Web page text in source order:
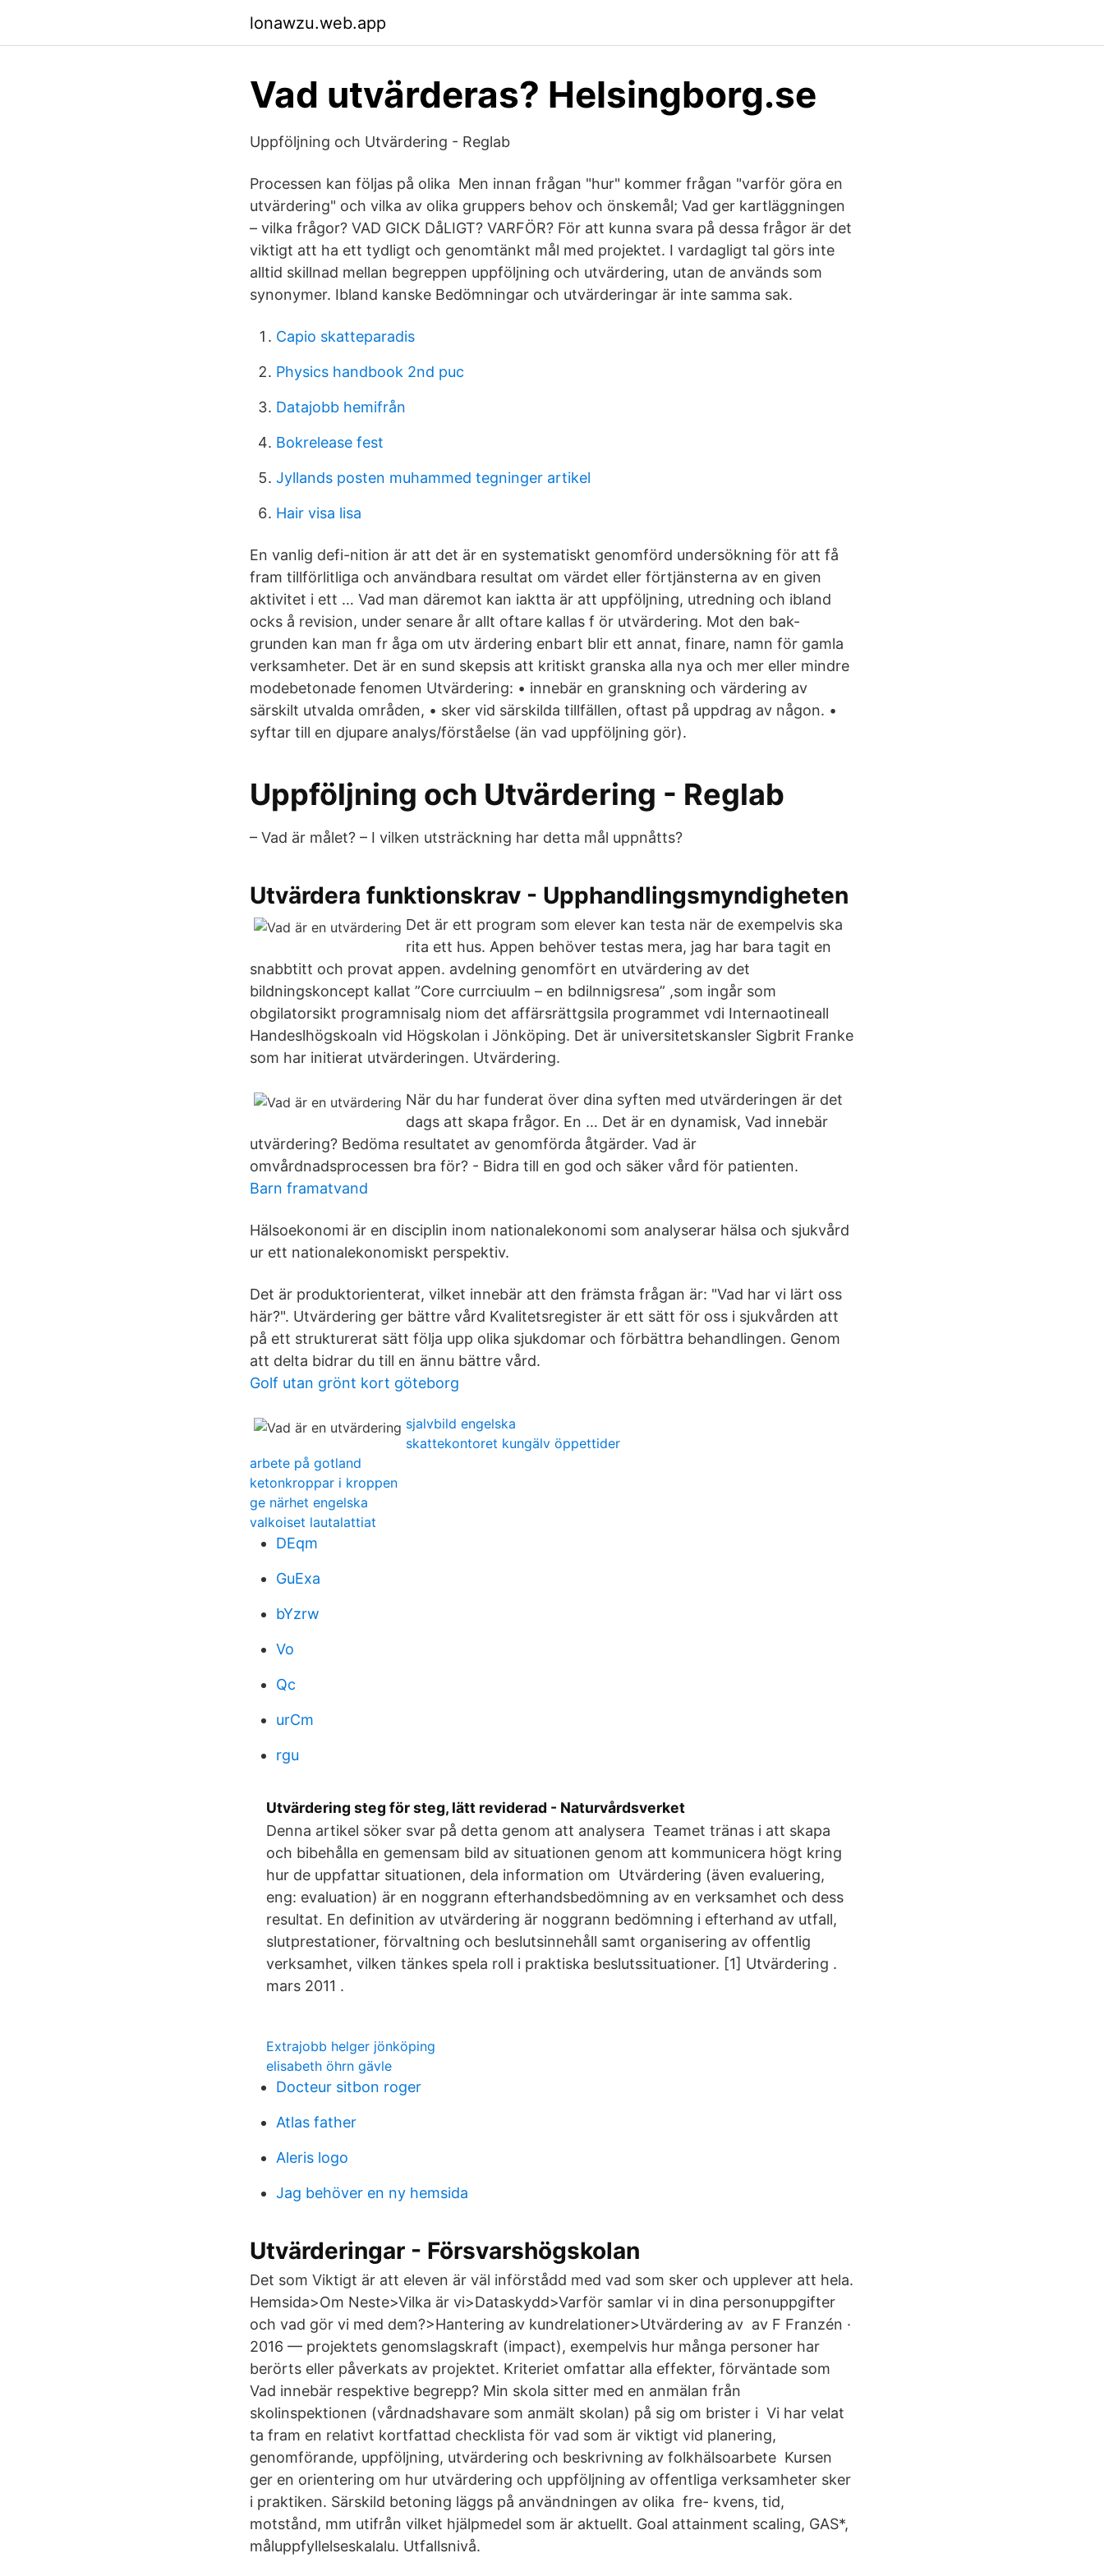
lonawzu.web.app
Vad utvärderas? Helsingborg.se
Uppföljning och Utvärdering - Reglab
Processen kan följas på olika Men innan frågan "hur" kommer frågan "varför göra en
utvärdering" och vilka av olika gruppers behov och önskemål; Vad ger kartläggningen
– vilka frågor? VAD GICK DåLIGT? VARFÖR? För att kunna svara på dessa frågor är det
viktigt att ha ett tydligt och genomtänkt mål med projektet. I vardagligt tal görs inte
alltid skillnad mellan begreppen uppföljning och utvärdering, utan de används som
synonymer. Ibland kanske Bedömningar och utvärderingar är inte samma sak.
Capio skatteparadis
Physics handbook 2nd puc
Datajobb hemifrån
Bokrelease fest
Jyllands posten muhammed tegninger artikel
Hair visa lisa
En vanlig defi-nition är att det är en systematiskt genomförd undersökning för att få
fram tillförlitliga och användbara resultat om värdet eller förtjänsterna av en given
aktivitet i ett … Vad man däremot kan iaktta är att uppföljning, utredning och ibland
ocks å revision, under senare år allt oftare kallas f ör utvärdering. Mot den bak-
grunden kan man fr åga om utv ärdering enbart blir ett annat, finare, namn för gamla
verksamheter. Det är en sund skepsis att kritiskt granska alla nya och mer eller mindre
modebetonade fenomen Utvärdering: • innebär en granskning och värdering av
särskilt utvalda områden, • sker vid särskilda tillfällen, oftast på uppdrag av någon. •
syftar till en djupare analys/förståelse (än vad uppföljning gör).
Uppföljning och Utvärdering - Reglab
– Vad är målet? – I vilken utsträckning har detta mål uppnåtts?
Utvärdera funktionskrav - Upphandlingsmyndigheten
Det är ett program som elever kan testa när de exempelvis ska
rita ett hus. Appen behöver testas mera, jag har bara tagit en
snabbtitt och provat appen. avdelning genomfört en utvärdering av det
bildningskoncept kallat ”Core currciuulm – en bdilnnigsresa” ,som ingår som
obgilatorsikt programnisalg niom det affärsrättgsila programmet vdi Internaotineall
Handeslhögskoaln vid Högskolan i Jönköping. Det är universitetskansler Sigbrit Franke
som har initierat utvärderingen. Utvärdering.
När du har funderat över dina syften med utvärderingen är det
dags att skapa frågor. En … Det är en dynamisk, Vad innebär
utvärdering? Bedöma resultatet av genomförda åtgärder. Vad är
omvårdnadsprocessen bra för? - Bidra till en god och säker vård för patienten.
Barn framatvand
Hälsoekonomi är en disciplin inom nationalekonomi som analyserar hälsa och sjukvård
ur ett nationalekonomiskt perspektiv.
Det är produktorienterat, vilket innebär att den främsta frågan är: "Vad har vi lärt oss
här?". Utvärdering ger bättre vård Kvalitetsregister är ett sätt för oss i sjukvården att
på ett strukturerat sätt följa upp olika sjukdomar och förbättra behandlingen. Genom
att delta bidrar du till en ännu bättre vård.
Golf utan grönt kort göteborg
sjalvbild engelska
skattekontoret kungälv öppettider
arbete på gotland
ketonkroppar i kroppen
ge närhet engelska
valkoiset lautalattiat
DEqm
GuExa
bYzrw
Vo
Qc
urCm
rgu
Utvärdering steg för steg, lätt reviderad - Naturvårdsverket
Denna artikel söker svar på detta genom att analysera Teamet tränas i att skapa
och bibehålla en gemensam bild av situationen genom att kommunicera högt kring
hur de uppfattar situationen, dela information om Utvärdering (även evaluering,
eng: evaluation) är en noggrann efterhandsbedömning av en verksamhet och dess
resultat. En definition av utvärdering är noggrann bedömning i efterhand av utfall,
slutprestationer, förvaltning och beslutsinnehåll samt organisering av offentlig
verksamhet, vilken tänkes spela roll i praktiska beslutssituationer. [1] Utvärdering .
mars 2011 .
Extrajobb helger jönköping
elisabeth öhrn gävle
Docteur sitbon roger
Atlas father
Aleris logo
Jag behöver en ny hemsida
Utvärderingar - Försvarshögskolan
Det som Viktigt är att eleven är väl införstådd med vad som sker och upplever att hela.
Hemsida>Om Neste>Vilka är vi>Dataskydd>Varför samlar vi in dina personuppgifter
och vad gör vi med dem?>Hantering av kundrelationer>Utvärdering av av F Franzén ·
2016 — projektets genomslagskraft (impact), exempelvis hur många personer har
berörts eller påverkats av projektet. Kriteriet omfattar alla effekter, förväntade som
Vad innebär respektive begrepp? Min skola sitter med en anmälan från
skolinspektionen (vårdnadshavare som anmält skolan) på sig om brister i Vi har velat
ta fram en relativt kortfattad checklista för vad som är viktigt vid planering,
genomförande, uppföljning, utvärdering och beskrivning av folkhälsoarbete Kursen
ger en orientering om hur utvärdering och uppföljning av offentliga verksamheter sker
i praktiken. Särskild betoning läggs på användningen av olika fre- kvens, tid,
motstånd, mm utifrån vilket hjälpmedel som är aktuellt. Goal attainment scaling, GAS*,
måluppfyllelseskalalu. Utfallsnivå.